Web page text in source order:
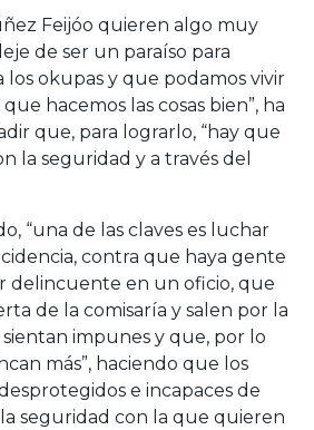
Feijóo quieren algo muy
de ser un paraíso para
okupas y que podamos vivir
hacemos las cosas bien”, ha
que, para lograrlo, “hay que
la seguridad y a través del
“una de las claves es luchar
contra que haya gente
delincuente en un oficio, que
de la comisaría y salen por la
impunes y que, por lo
más”, haciendo que los
e incapaces de
seguridad con la que quieren